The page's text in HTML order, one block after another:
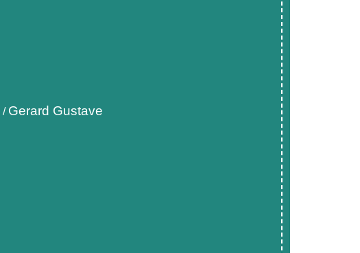
/ Gerard Gustave